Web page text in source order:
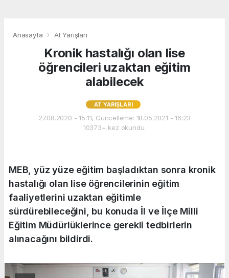
Anasayfa At Yarışları
Kronik hastalığı olan lise
öğrencileri uzaktan eğitim
alabilecek
AT YARIŞLARI
27.08.2020 - 15:11, Güncelleme: 18.05.2021 - 16:23
10373+ kez okundu.
MEB, yüz yüze eğitim başladıktan sonra kronik
hastalığı olan lise öğrencilerinin eğitim
faaliyetlerini uzaktan eğitimle
sürdürebileceğini, bu konuda İl ve İlçe Milli
Eğitim Müdürlüklerince gerekli tedbirlerin
alınacağını bildirdi.